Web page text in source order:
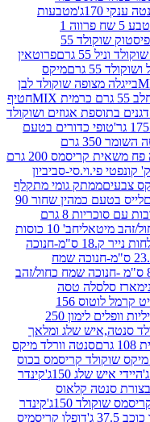
מטבעות
מטבע 5 שח פרווה 1
פרוטאין פרו-חטיף חלבון טבעוני בטעם פיסטוק שוקולד 55
פרוטאין
מיקס
שוקולד לבן
חטיף
אגוזים ושוקולד
כדורים בטעם
בונבוניירה פח דמות סנטה השומר 350 גרם
בונבוניירה פח משאית קריסמס 200 גרם
סביביון
גומי מתקלף
לייס בטעם כמהין שחור 90
צעצוע סנטה בובות עם סוכריות 8 גרם
חב' 10 כוסות
חב' 10 צלחות נייר ק.18 ס"מ-חנוכה
ס"מ-חנוכה שמח
18 ס"מ -חנוכה שמח כחול/זהב
טסה
ביסקויט קרמל לוטוס 156
גליליות וופלים לימון 250
שלג ומלאך
וורלד מיקס
קריסמס בכוס
150ג'
קינדר
קלאוס
קינדר
דופלו קריסמיס